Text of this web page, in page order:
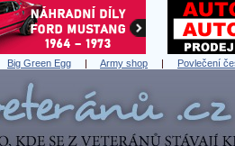
Big Green Egg | Army shop | Povlečení